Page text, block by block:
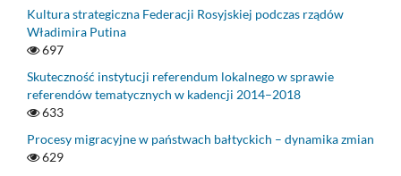
Kultura strategiczna Federacji Rosyjskiej podczas rządów
Władimira Putina
697
Skuteczność instytucji referendum lokalnego w sprawie
referendów tematycznych w kadencji 2014–2018
633
Procesy migracyjne w państwach bałtyckich – dynamika zmian
629